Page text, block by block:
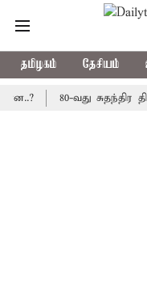
தமிழகம் தேசியம்
80-வது சுதந்திர